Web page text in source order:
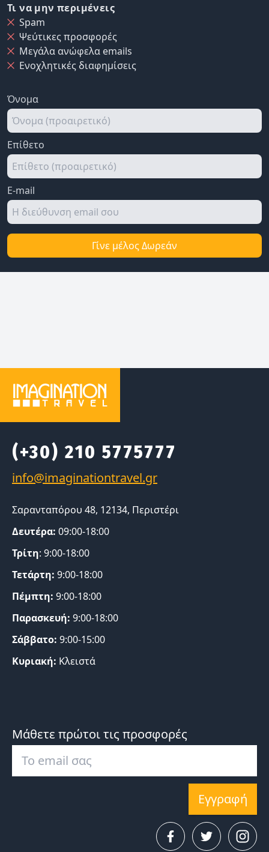
Τι να μην περιμένεις
Spam
Ψεύτικες προσφορές
Μεγάλα ανώφελα emails
Ενοχλητικές διαφημίσεις
Όνομα
Επίθετο
E-mail
Γίνε μέλος Δωρεάν
(+30) 210 5775777
Σαρανταπόρου 48, 12134, Περιστέρι
Δευτέρα: 09:00-18:00
Τρίτη: 9:00-18:00
Τετάρτη: 9:00-18:00
Πέμπτη: 9:00-18:00
Παρασκευή: 9:00-18:00
Σάββατο: 9:00-15:00
Κυριακή: Κλειστά
Μάθετε πρώτοι τις προσφορές
Εγγραφή